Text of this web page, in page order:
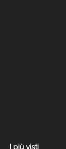
I più visti